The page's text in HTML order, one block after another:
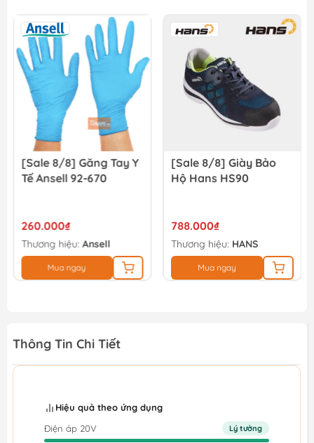
Nhám xếp P40 - 100mm Total TAC6310040
13.500₫ 15.000₫
[Sale 8/8] Găng Tay Y
Tế Ansell 92-670
260.000₫
Thương hiệu: Ansell
Mua ngay
[Sale 8/8] Giày Bảo
Hộ Hans HS90
788.000₫
Thương hiệu: HANS
Mua ngay
Thông Tin Chi Tiết
Hiệu quả theo ứng dụng
Điện áp 20V
Lý tưởng